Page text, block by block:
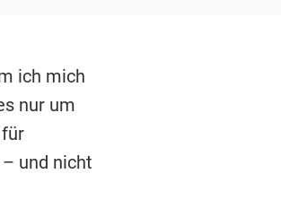
ich mich
nur um
und nicht